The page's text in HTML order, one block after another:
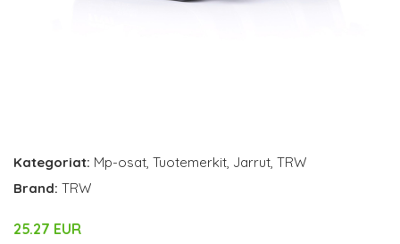
Kategoriat: Mp-osat, Tuotemerkit, Jarrut, TRW
Brand: TRW
25.27 EUR